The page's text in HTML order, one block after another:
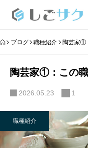
ブログ 職種紹介 陶芸家①
陶芸家①：この
2026.05.23 1
職種紹介